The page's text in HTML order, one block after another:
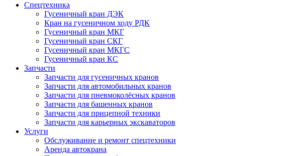
Спецтехника
Гусеничный кран ДЭК
Кран на гусеничном ходу РДК
Гусеничный кран МКГ
Гусеничный кран СКГ
Гусеничный кран МКГС
Гусеничный кран КС
Запчасти
Запчасти для гусеничных кранов
Запчасти для автомобильных кранов
Запчасти для пневмоколёсных кранов
Запчасти для башенных кранов
Запчасти для прицепной техники
Запчасти для карьерных экскаваторов
Услуги
Обслуживание и ремонт спецтехники
Аренда автокрана